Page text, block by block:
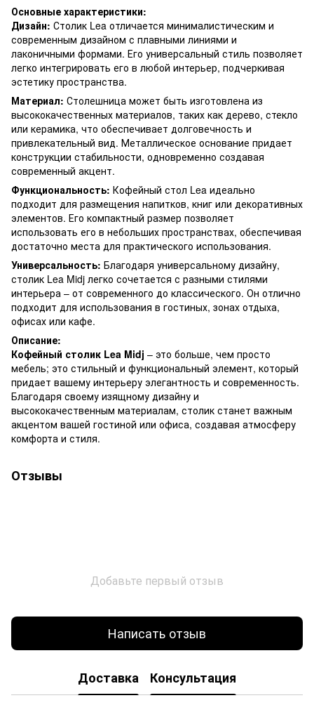
Основные характеристики:
Дизайн: Столик Lea отличается минималистическим и
современным дизайном с плавными линиями и
лаконичными формами. Его универсальный стиль позволяет
легко интегрировать его в любой интерьер, подчеркивая
эстетику пространства.
Материал: Столешница может быть изготовлена ​​из
высококачественных материалов, таких как дерево, стекло
или керамика, что обеспечивает долговечность и
привлекательный вид. Металлическое основание придает
конструкции стабильности, одновременно создавая
современный акцент.
Функциональность: Кофейный стол Lea идеально
подходит для размещения напитков, книг или декоративных
элементов. Его компактный размер позволяет
использовать его в небольших пространствах, обеспечивая
достаточно места для практического использования.
Универсальность: Благодаря универсальному дизайну,
столик Lea Midj легко сочетается с разными стилями
интерьера – от современного до классического. Он отлично
подходит для использования в гостиных, зонах отдыха,
офисах или кафе.
Описание:
Кофейный столик Lea Midj – это больше, чем просто
мебель; это стильный и функциональный элемент, который
придает вашему интерьеру элегантность и современность.
Благодаря своему изящному дизайну и
высококачественным материалам, столик станет важным
акцентом вашей гостиной или офиса, создавая атмосферу
комфорта и стиля.
Отзывы
Добавьте первый отзыв
Написать отзыв
Доставка Консультация